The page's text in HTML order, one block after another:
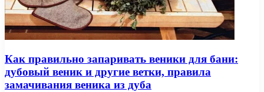
Как правильно запаривать веники для бани:
дубовый веник и другие ветки, правила
замачивания веника из дуба